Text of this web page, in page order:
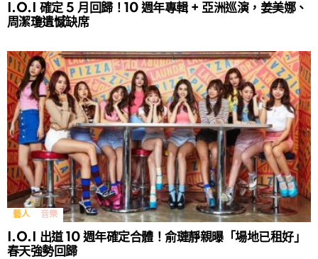
I.O.I 確定 5 月回歸！10 週年專輯 + 亞洲巡演，姜美娜、
周潔瓊遺憾缺席
藝人 音樂
I.O.I 出道 10 週年確定合體！俞璉靜親曝「場地已租好」
春天強勢回歸